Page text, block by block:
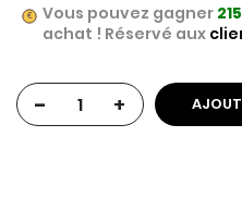
Vous pouvez gagner 215
achat ! Réservé aux
- +